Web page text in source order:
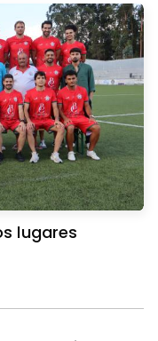
lugares